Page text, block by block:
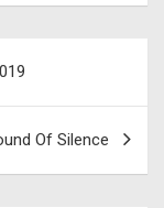
Of Silence